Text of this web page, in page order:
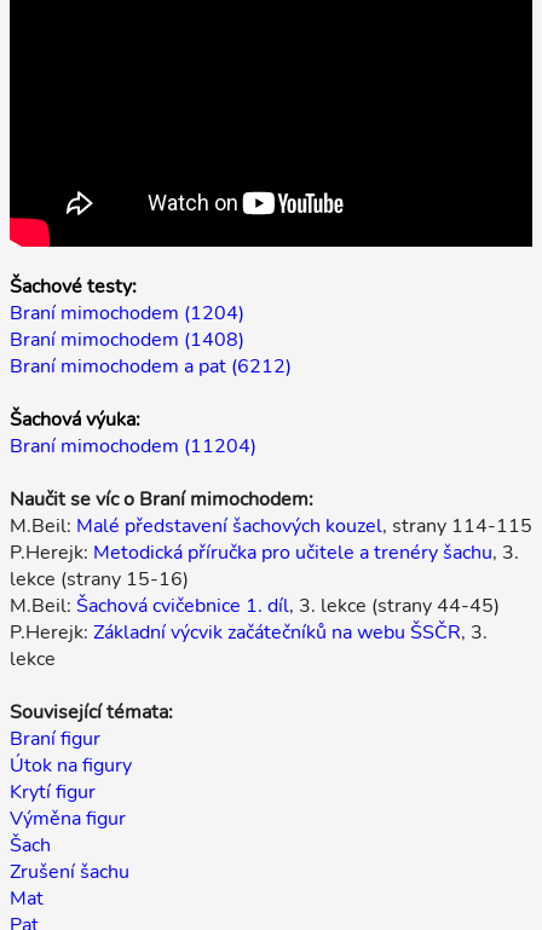
Šachové testy:
Braní mimochodem (1204)
Braní mimochodem (1408)
Braní mimochodem a pat (6212)
Šachová výuka:
Braní mimochodem (11204)
Naučit se víc o Braní mimochodem:
M.Beil: Malé představení šachových kouzel, strany 114-115
P.Herejk: Metodická příručka pro učitele a trenéry šachu, 3.
lekce (strany 15-16)
M.Beil: Šachová cvičebnice 1. díl, 3. lekce (strany 44-45)
P.Herejk: Základní výcvik začátečníků na webu ŠSČR, 3.
lekce
Související témata:
Braní figur
Útok na figury
Krytí figur
Výměna figur
Šach
Zrušení šachu
Mat